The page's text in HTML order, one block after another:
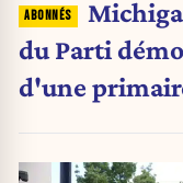
du Parti
d'une